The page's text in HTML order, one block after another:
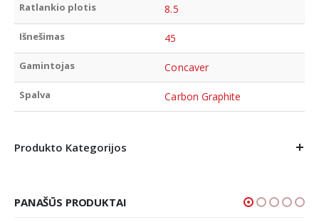
Ratlankio plotis 8.5
Išnešimas 45
Gamintojas Concaver
Spalva Carbon Graphite
Produkto Kategorijos
PANAŠŪS PRODUKTAI